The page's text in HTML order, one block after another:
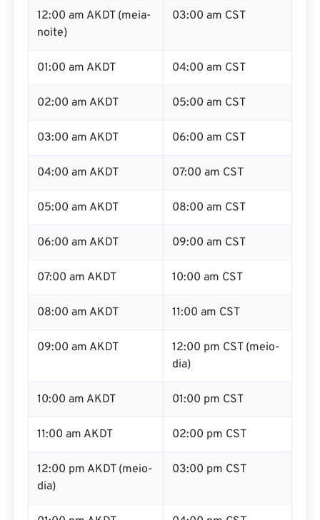
12:00 am AKDT (meia-
noite)
03:00 am CST
01:00 am AKDT 04:00 am CST
02:00 am AKDT 05:00 am CST
03:00 am AKDT 06:00 am CST
04:00 am AKDT 07:00 am CST
05:00 am AKDT 08:00 am CST
06:00 am AKDT 09:00 am CST
07:00 am AKDT 10:00 am CST
08:00 am AKDT 11:00 am CST
09:00 am AKDT
12:00 pm CST (meio-
dia)
10:00 am AKDT 01:00 pm CST
11:00 am AKDT 02:00 pm CST
12:00 pm AKDT (meio-
dia)
03:00 pm CST